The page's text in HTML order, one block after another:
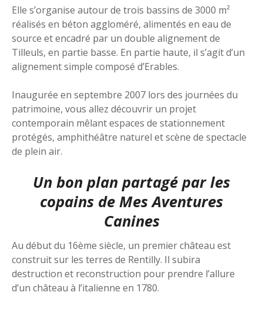
Elle s’organise autour de trois bassins de 3000 m²
réalisés en béton aggloméré, alimentés en eau de
source et encadré par un double alignement de
Tilleuls, en partie basse. En partie haute, il s’agit d’un
alignement simple composé d’Erables.
Inaugurée en septembre 2007 lors des journées du
patrimoine, vous allez découvrir un projet
contemporain mêlant espaces de stationnement
protégés, amphithéâtre naturel et scène de spectacle
de plein air.
Un bon plan partagé par les
copains de Mes Aventures
Canines
Au début du 16ème siècle, un premier château est
construit sur les terres de Rentilly. Il subira
destruction et reconstruction pour prendre l’allure
d’un château à l’italienne en 1780.